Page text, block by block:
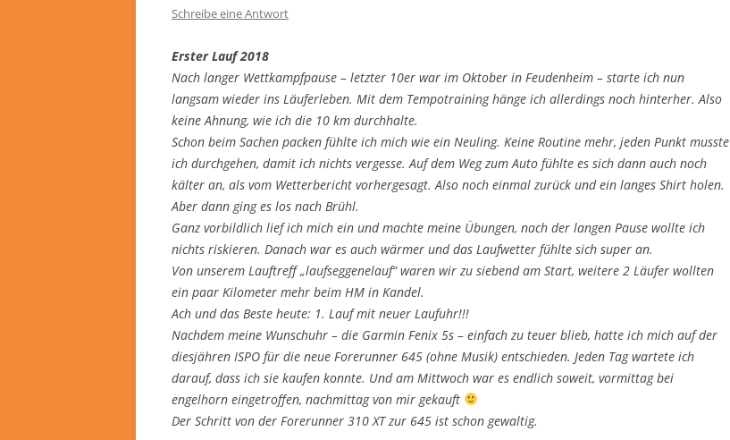
Schreibe eine Antwort
Erster Lauf 2018
Nach langer Wettkampfpause – letzter 10er war im Oktober in Feudenheim – starte ich nun
langsam wieder ins Läuferleben. Mit dem Tempotraining hänge ich allerdings noch hinterher. Also
keine Ahnung, wie ich die 10 km durchhalte.
Schon beim Sachen packen fühlte ich mich wie ein Neuling. Keine Routine mehr, jeden Punkt musste
ich durchgehen, damit ich nichts vergesse. Auf dem Weg zum Auto fühlte es sich dann auch noch
kälter an, als vom Wetterbericht vorhergesagt. Also noch einmal zurück und ein langes Shirt holen.
Aber dann ging es los nach Brühl.
Ganz vorbildlich lief ich mich ein und machte meine Übungen, nach der langen Pause wollte ich
nichts riskieren. Danach war es auch wärmer und das Laufwetter fühlte sich super an.
Von unserem Lauftreff „laufseggenelauf“ waren wir zu siebend am Start, weitere 2 Läufer wollten
ein paar Kilometer mehr beim HM in Kandel.
Ach und das Beste heute: 1. Lauf mit neuer Laufuhr!!!
Nachdem meine Wunschuhr – die Garmin Fenix 5s – einfach zu teuer blieb, hatte ich mich auf der
diesjähren ISPO für die neue Forerunner 645 (ohne Musik) entschieden. Jeden Tag wartete ich
darauf, dass ich sie kaufen konnte. Und am Mittwoch war es endlich soweit, vormittag bei
engelhorn eingetroffen, nachmittag von mir gekauft
Der Schritt von der Forerunner 310 XT zur 645 ist schon gewaltig.